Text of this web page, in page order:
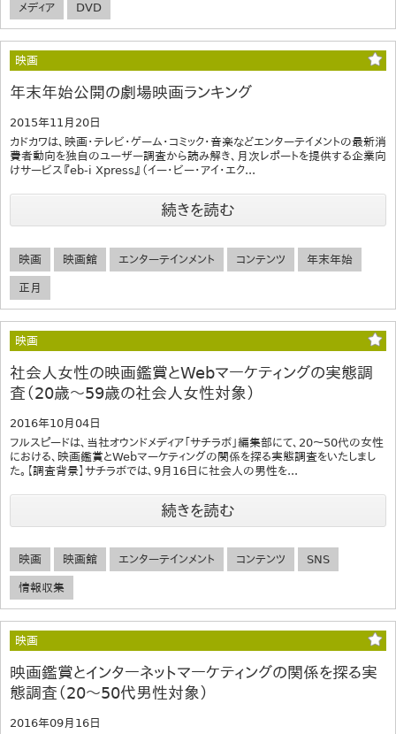
メディア DVD
映画
年末年始公開の劇場映画ランキング
2015年11月20日
カドカワは、映画・テレビ・ゲーム・コミック・音楽などエンターテイメントの最新消
費者動向を独自のユーザー調査から読み解き、月次レポートを提供する企業向
けサービス『eb-i Xpress』（イー・ビー・アイ・エク...
続きを読む
映画 映画館 エンターテインメント コンテンツ 年末年始
正月
映画
社会人女性の映画鑑賞とWebマーケティングの実態調
査（20歳～59歳の社会人女性対象）
2016年10月04日
フルスピードは、当社オウンドメディア「サチラボ」編集部にて、20～50代の女性
における、映画鑑賞とWebマーケティングの関係を探る実態調査をいたしまし
た。【調査背景】サチラボでは、9月16日に社会人の男性を...
続きを読む
映画 映画館 エンターテインメント コンテンツ SNS
情報収集
映画
映画鑑賞とインターネットマーケティングの関係を探る実
態調査（20～50代男性対象）
2016年09月16日